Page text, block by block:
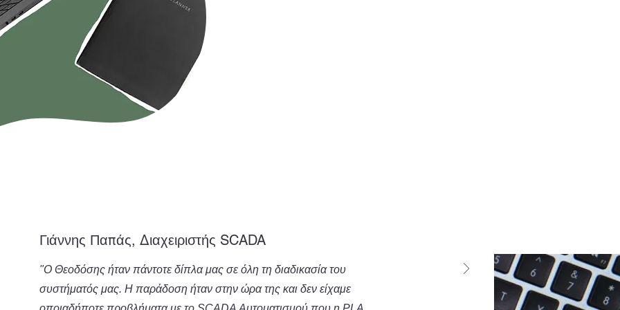
πελάτες μας για εμάς
Γιάννης Παπάς, Διαχειριστής SCADA
"Ο Θεοδόσης ήταν πάντοτε δίπλα μας σε όλη τη διαδικασία του
συστήματός μας. Η παράδοση ήταν στην ώρα της και δεν είχαμε